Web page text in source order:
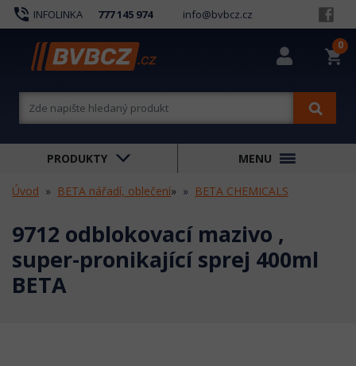
phone_in_talk INFOLINKA 777 145 974 info@bvbcz.cz
shopping_cart
0
PRODUKTY MENU
Úvod BETA nářadí, oblečení» BETA CHEMICALS
9712 odblokovací mazivo ,
super-pronikající sprej 400ml
BETA